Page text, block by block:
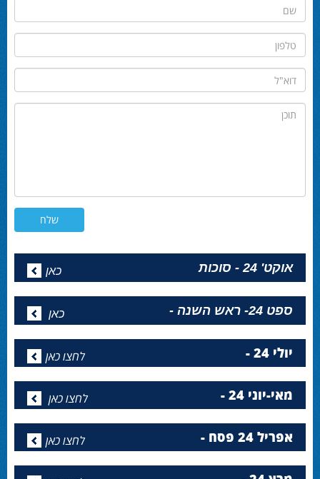
שם
טלפון
דוא"ל
תוכן
אוקט' 24 - סוכות כאן
ספט 24- ראש השנה - כאן
יולי 24 - לחצו כאן
מאי-יוני 24 - לחצו כאן
אפריל 24 פסח - לחצו כאן